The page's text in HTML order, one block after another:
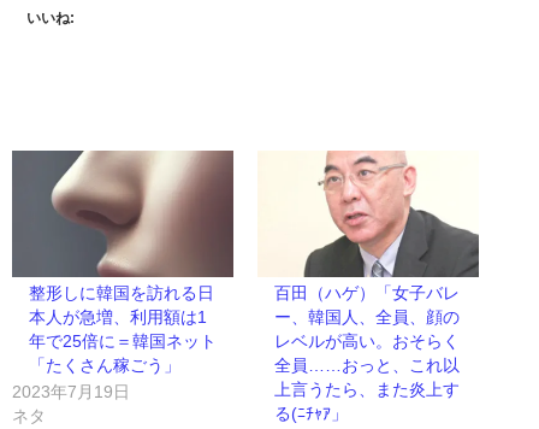
いいね:
整形しに韓国を訪れる日
本人が急増、利用額は1
年で25倍に＝韓国ネット
「たくさん稼ごう」
2023年7月19日
ネタ
百田（ハゲ）「女子バレ
ー、韓国人、全員、顔の
レベルが高い。おそらく
全員……おっと、これ以
上言うたら、また炎上す
る(ﾆﾁｬｱ」